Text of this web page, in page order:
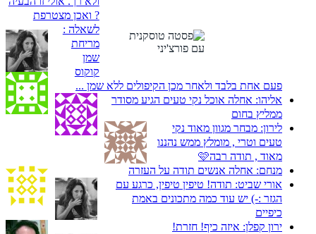
? ואכן מצטרפת
לשאלה :
מריחת
שמן
קוקוס
פעם אחת בלבד ולאחר מכן הקיפולים ללא שמן ...
אליהו: אחלה אוכל נקי טעים הגיע מסודר
ממליץ בחום
לירון: מבחר מגוון מאוד נקי
טעים וטרי , מומלץ ממש נהננו
מאוד , תודה רבה🩷
מנחם: אחלה אנשים תודה על העזרה
אורי שביט: תודה! טיפין טיפין, כרגע עם
הגזר :-) יש עוד כמה מתכונים באמת
כיפיים
ירון קפלן: איזה כיף! חזרת!